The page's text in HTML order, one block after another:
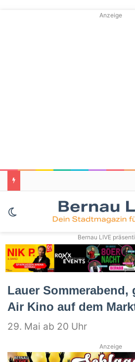
Anzeige
Skin umschalten
Bernau LIVE
Lauer Sommerabend,
Air Kino auf dem
29. Mai ab 20 Uhr
Anzeige